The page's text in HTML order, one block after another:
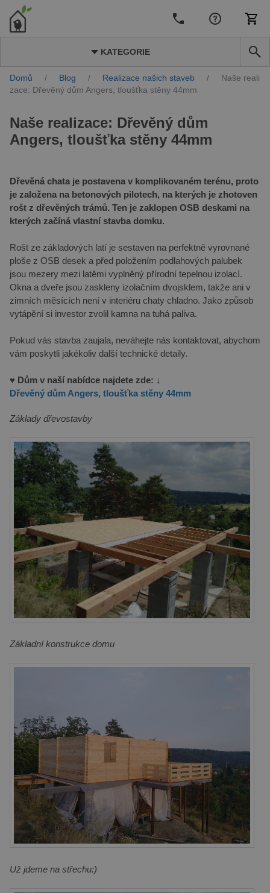
KATEGORIE
Domů / Blog / Realizace našich staveb /
Naše reali
zace: Dřevěný dům Angers, tloušťka stěny 44mm
Naše realizace: Dřevěný dům
Angers, tloušťka stěny 44mm
Dřevěná chata je postavena v komplikovaném terénu, proto
je založena na betonových pilotech, na kterých je zhotoven
rošt z dřevěných trámů. Ten je zaklopen OSB deskami na
kterých začíná vlastní stavba domku.
Rošt ze základových latí je sestaven na perfektně vyrovnané
ploše z OSB desek a před položením podlahových palubek
jsou mezery mezi latěmi vyplněný přírodní tepelnou izolací.
Okna a dveře jsou zaskleny izolačním dvojsklem, takže ani v
zimních měsících není v interiéru chaty chladno. Jako způsob
vytápění si investor zvolil kamna na tuhá paliva.
Pokud vás stavba zaujala, neváhejte nás kontaktovat, abychom
vám poskytli jakékoliv další technické detaily.
♥ Dům v naší nabídce najdete zde: ↓
Dřevěný dům Angers, tloušťka stěny 44mm
Základy dřevostavby
Základní konstrukce domu
Už jdeme na střechu:)